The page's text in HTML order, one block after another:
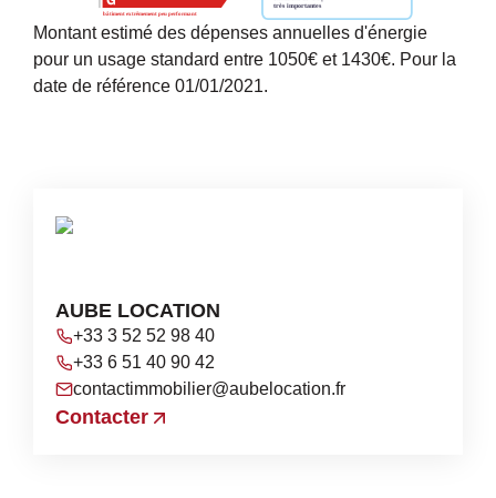
Montant estimé des dépenses annuelles d'énergie
pour un usage standard entre 1050€ et 1430€. Pour la
date de référence 01/01/2021.
AUBE LOCATION
+33 3 52 52 98 40
+33 6 51 40 90 42
contactimmobilier@aubelocation.fr
Contacter